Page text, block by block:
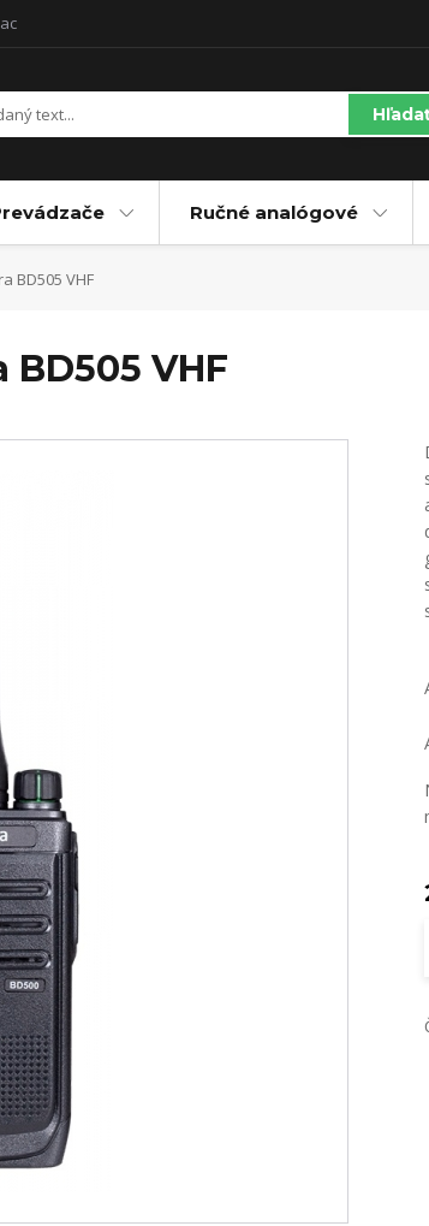
Ručné analógové
BD505 VHF
VHF